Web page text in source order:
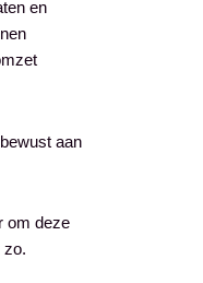
en
aan
om deze
zo.